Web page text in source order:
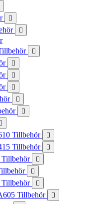









Tillbehör 
Tillbehör 
Tillbehör 

Tillbehör 
Tillbehör 